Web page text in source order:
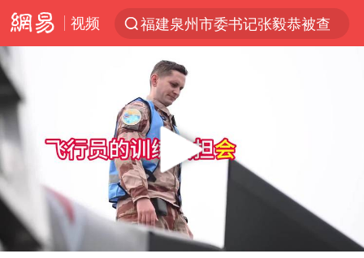
视频
福建泉州市委书记张毅恭被查
“秋天的第一杯奶茶”6岁了
四川宜宾高县4.9级地震致1死
国乒男单横滨冠军赛全军覆没
Play
00:00